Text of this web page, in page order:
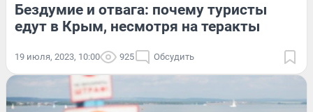
Бездумие и отвага: почему туристы
едут в Крым, несмотря на теракты
19 июля, 2023, 10:00 925 Обсудить